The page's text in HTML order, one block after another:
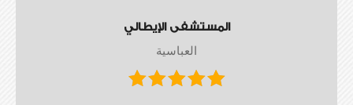
المستشفى الإيطالي
العباسية